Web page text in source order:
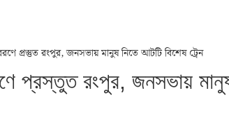
বরণে প্রস্তুত রংপুর, জনসভায় মানুষ নিতে আটটি বিশেষ ট্রেন
প্রস্তুত রংপুর, জনসভায়